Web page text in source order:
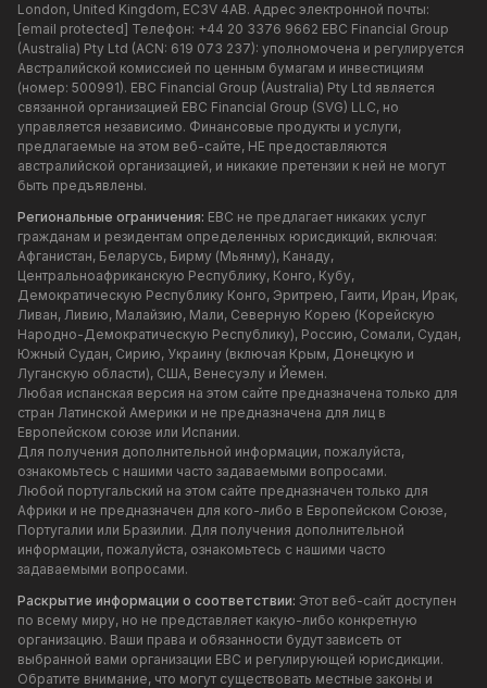
London, United Kingdom, EC3V 4AB. Адрес электронной почты:
[email protected] Телефон: +44 20 3376 9662 EBC Financial Group
(Australia) Pty Ltd (ACN: 619 073 237): уполномочена и регулируется
Австралийской комиссией по ценным бумагам и инвестициям
(номер: 500991). EBC Financial Group (Australia) Pty Ltd является
связанной организацией EBC Financial Group (SVG) LLC, но
управляется независимо. Финансовые продукты и услуги,
предлагаемые на этом веб-сайте, НЕ предоставляются
австралийской организацией, и никакие претензии к ней не могут
быть предъявлены.
Региональные ограничения: EBC не предлагает никаких услуг
гражданам и резидентам определенных юрисдикций, включая:
Афганистан, Беларусь, Бирму (Мьянму), Канаду,
Центральноафриканскую Республику, Конго, Кубу,
Демократическую Республику Конго, Эритрею, Гаити, Иран, Ирак,
Ливан, Ливию, Малайзию, Мали, Северную Корею (Корейскую
Народно-Демократическую Республику), Россию, Сомали, Судан,
Южный Судан, Сирию, Украину (включая Крым, Донецкую и
Луганскую области), США, Венесуэлу и Йемен.
Любая испанская версия на этом сайте предназначена только для
стран Латинской Америки и не предназначена для лиц в
Европейском союзе или Испании.
Для получения дополнительной информации, пожалуйста,
ознакомьтесь с нашими часто задаваемыми вопросами.
Любой португальский на этом сайте предназначен только для
Африки и не предназначен для кого-либо в Европейском Союзе,
Португалии или Бразилии. Для получения дополнительной
информации, пожалуйста, ознакомьтесь с нашими часто
задаваемыми вопросами.
Раскрытие информации о соответствии: Этот веб-сайт доступен
по всему миру, но не представляет какую-либо конкретную
организацию. Ваши права и обязанности будут зависеть от
выбранной вами организации EBC и регулирующей юрисдикции.
Обратите внимание, что могут существовать местные законы и